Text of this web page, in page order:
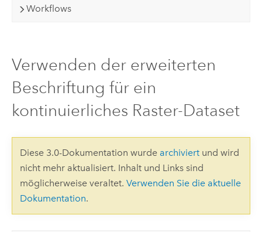
Workflows
Verwenden der erweiterten
Beschriftung für ein
kontinuierliches Raster-Dataset
Diese 3.0-Dokumentation wurde archiviertund wird
nicht mehr aktualisiert. Inhalt und Links sind
möglicherweise veraltet. Verwenden Sie die aktuelle
Dokumentation.